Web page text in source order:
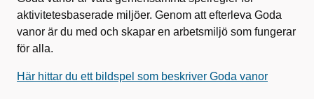
aktivitetesbaserade miljöer. Genom att efterleva Goda
vanor är du med och skapar en arbetsmiljö som fungerar
för alla.
Här hittar du ett bildspel som beskriver Goda vanor